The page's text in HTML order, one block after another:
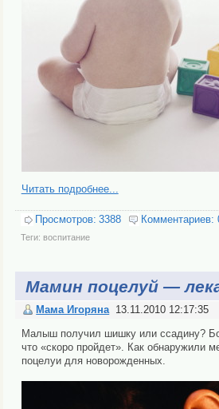
Читать подробнее...
Просмотров: 3388 Комментариев:
Теги: воспитание
Мамин поцелуй —
Мама Игоряна 13.11.2010 12:17:35
Малыш получил шишку или ссадину?
что «скоро пройдет». Как обнаружили
поцелуи для новорожденных.